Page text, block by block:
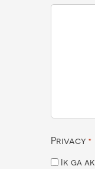
Privacy *
Ik ga